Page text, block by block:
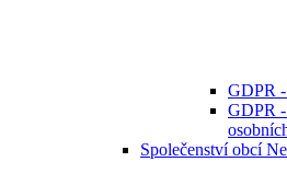
GDPR
GDPR -
Společenství obcí